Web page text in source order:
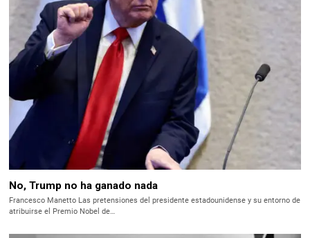
No, Trump no ha ganado nada
Francesco Manetto Las pretensiones del presidente estadounidense y su entorno de
atribuirse el Premio Nobel de…